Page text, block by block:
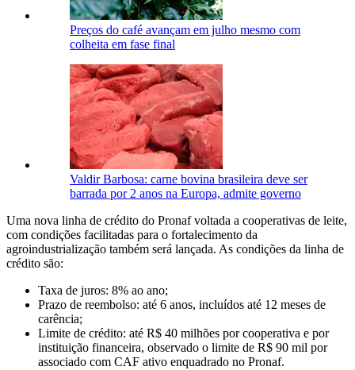
Preços do café avançam em julho mesmo com
colheita em fase final
Valdir Barbosa: carne bovina brasileira deve ser
barrada por 2 anos na Europa, admite governo
Uma nova linha de crédito do Pronaf voltada a cooperativas de leite,
com condições facilitadas para o fortalecimento da
agroindustrialização também será lançada. As condições da linha de
crédito são:
Taxa de juros: 8% ao ano;
Prazo de reembolso: até 6 anos, incluídos até 12 meses de
carência;
Limite de crédito: até R$ 40 milhões por cooperativa e por
instituição financeira, observado o limite de R$ 90 mil por
associado com CAF ativo enquadrado no Pronaf.